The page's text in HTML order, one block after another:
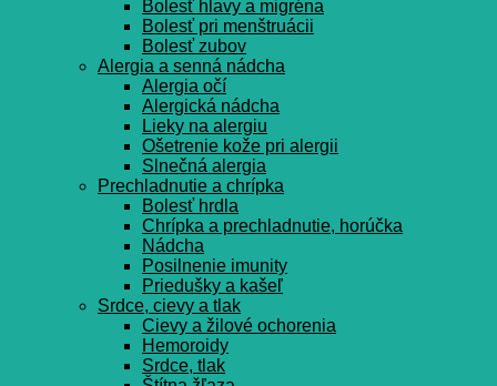
Bolesť hlavy a migréna
Bolesť pri menštruácii
Bolesť zubov
Alergia a senná nádcha
Alergia očí
Alergická nádcha
Lieky na alergiu
Ošetrenie kože pri alergii
Slnečná alergia
Prechladnutie a chrípka
Bolesť hrdla
Chrípka a prechladnutie, horúčka
Nádcha
Posilnenie imunity
Priedušky a kašeľ
Srdce, cievy a tlak
Cievy a žilové ochorenia
Hemoroidy
Srdce, tlak